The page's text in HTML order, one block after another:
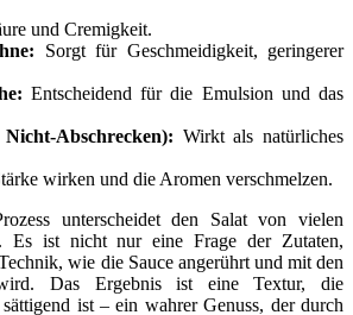
und Cremigkeit.
Sorgt für Geschmeidigkeit, geringerer
Entscheidend für die Emulsion und das
Abschrecken): Wirkt als natürliches
wirken und die Aromen verschmelzen.
unterscheidet den Salat von vielen
Es ist nicht nur eine Frage der Zutaten,
wie die Sauce angerührt und mit den
Das Ergebnis ist eine Textur, die
ist – ein wahrer Genuss, der durch